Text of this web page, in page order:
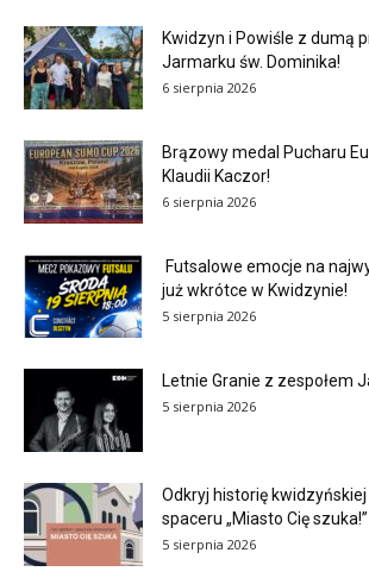
Kwidzyn i Powiśle z dumą
Jarmarku św. Dominika!
6 sierpnia 2026
Brązowy medal Pucharu
Klaudii Kaczor!
6 sierpnia 2026
Futsalowe emocje na
już wkrótce w Kwidzynie!
5 sierpnia 2026
Letnie Granie z zespołem
5 sierpnia 2026
Odkryj historię
spaceru „Miasto Cię szuka!”
5 sierpnia 2026